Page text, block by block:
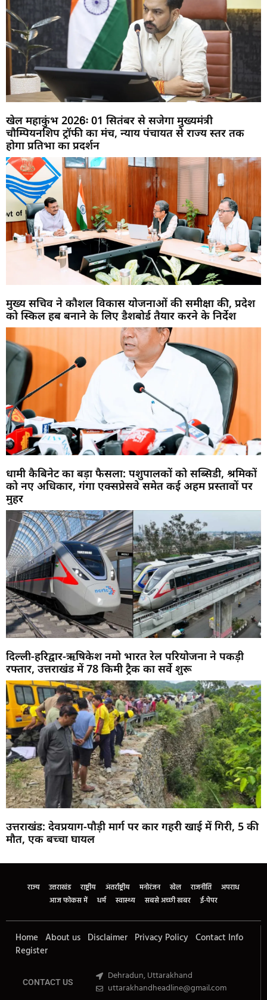
खेल महाकुंभ 2026ः 01 सितंबर से सजेगा मुख्यमंत्री
चौम्पियनशिप ट्रॉफी का मंच, न्याय पंचायत से राज्य स्तर तक
होगा प्रतिभा का प्रदर्शन
मुख्य सचिव ने कौशल विकास योजनाओं की समीक्षा की, प्रदेश
को स्किल हब बनाने के लिए डैशबोर्ड तैयार करने के निर्देश
धामी कैबिनेट का बड़ा फैसला: पशुपालकों को सब्सिडी, श्रमिकों
को नए अधिकार, गंगा एक्सप्रेसवे समेत कई अहम प्रस्तावों पर
मुहर
दिल्ली-हरिद्वार-ऋषिकेश नमो भारत रेल परियोजना ने पकड़ी
रफ्तार, उत्तराखंड में 78 किमी ट्रैक का सर्वे शुरू
उत्तराखंड: देवप्रयाग-पौड़ी मार्ग पर कार गहरी खाई में गिरी, 5 की
मौत, एक बच्चा घायल
राज्य उत्तराखंड राष्ट्रीय अंतर्राष्ट्रीय मनोरंजन खेल राजनीति
अपराध
आज फोकस में
धर्म स्वास्थ्य सबसे अच्छी खबर ई-पेपर
Home About us Disclaimer Privacy Policy Contact Info
Register
CONTACT US
Dehradun, Uttarakhand
uttarakhandheadline@gmail.com